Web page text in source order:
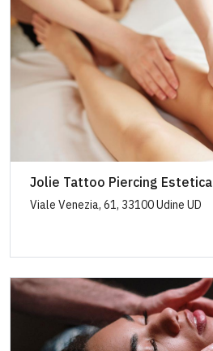
Jolie Tattoo Piercing Estetica
Viale Venezia, 61, 33100 Udine UD